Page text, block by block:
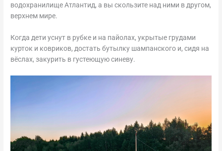
водохранилище Атлантид, а вы скользите над ними в другом,
верхнем мире.
Когда дети уснут в рубке и на пайолах, укрытые грудами
курток и ковриков, достать бутылку шампанского и, сидя на
вёслах, закурить в густеющую синеву.